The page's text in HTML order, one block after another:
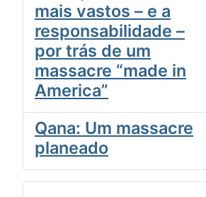
mais vastos – e a
responsabilidade –
por trás de um
massacre “made in
America”
Qana: Um massacre
planeado